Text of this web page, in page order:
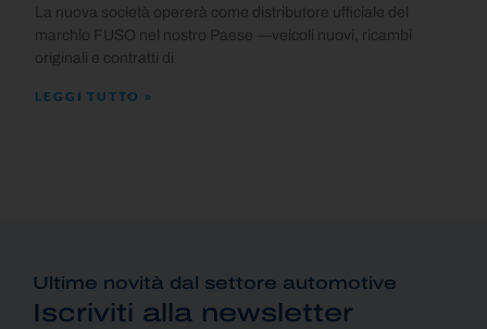
La nuova società opererà come distributore ufficiale del
marchio FUSO nel nostro Paese —veicoli nuovi, ricambi
originali e contratti di
LEGGI TUTTO »
Ultime novità dal settore automotive
Iscriviti alla newsletter